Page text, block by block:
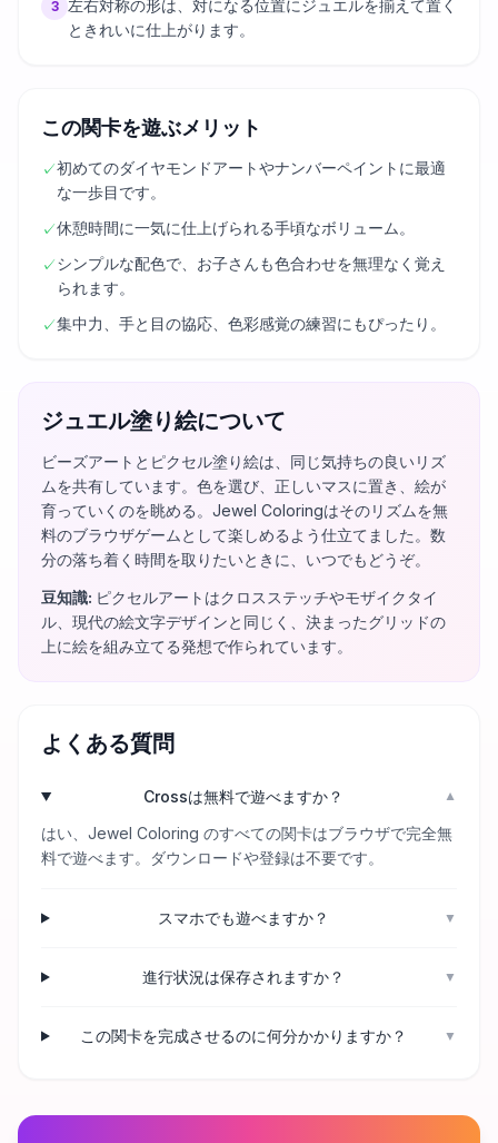
3
左右対称の形は、対になる位置にジュエルを揃えて置く
ときれいに仕上がります。
この関卡を遊ぶメリット
✓初めてのダイヤモンドアートやナンバーペイントに最適
な一歩目です。
✓休憩時間に一気に仕上げられる手頃なボリューム。
✓シンプルな配色で、お子さんも色合わせを無理なく覚え
られます。
✓集中力、手と目の協応、色彩感覚の練習にもぴったり。
ジュエル塗り絵について
ビーズアートとピクセル塗り絵は、同じ気持ちの良いリズ
ムを共有しています。色を選び、正しいマスに置き、絵が
育っていくのを眺める。Jewel Coloringはそのリズムを無
料のブラウザゲームとして楽しめるよう仕立てました。数
分の落ち着く時間を取りたいときに、いつでもどうぞ。
豆知識: ピクセルアートはクロスステッチやモザイクタイ
ル、現代の絵文字デザインと同じく、決まったグリッドの
上に絵を組み立てる発想で作られています。
よくある質問
Crossは無料で遊べますか？ ▼
はい、Jewel Coloring のすべての関卡はブラウザで完全無
料で遊べます。ダウンロードや登録は不要です。
スマホでも遊べますか？ ▼
進行状況は保存されますか？ ▼
この関卡を完成させるのに何分かかりますか？ ▼